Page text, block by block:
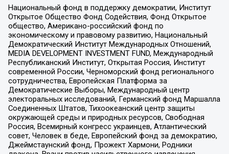
Национальный фонд в поддержку демократии, Институт
Открытое Общество Фонд Содействия, Фонд Открытое
общество, Американо-российский фонд по
экономическому и правовому развитию, Национальный
Демократический Институт Международных Отношений,
MEDIA DEVELOPMENT INVESTMENT FUND, Международный
Республиканский Институт, Открытая Россия, Институт
современной России, Черноморский фонд регионального
сотрудничества, Европейская Платформа за
Демократические Выборы, Международный центр
электоральных исследований, Германский фонд Маршалла
Соединенных Штатов, Тихоокеанский центр защиты
окружающей среды и природных ресурсов, Свободная
Россия, Всемирный конгресс украинцев, Атлантический
совет, Человек в беде, Европейский фонд за демократию,
Джеймстаунский фонд, Прожект Хармони, Родники